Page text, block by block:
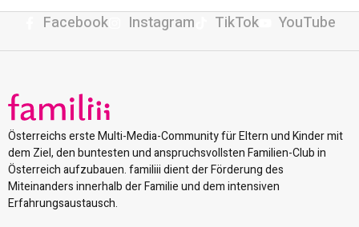
Facebook Instagram TikTok YouTube
Österreichs erste Multi-Media-Community für Eltern und Kinder mit
dem Ziel, den buntesten und anspruchsvollsten Familien-Club in
Österreich aufzubauen. familiii dient der Förderung des
Miteinanders innerhalb der Familie und dem intensiven
Erfahrungsaustausch.